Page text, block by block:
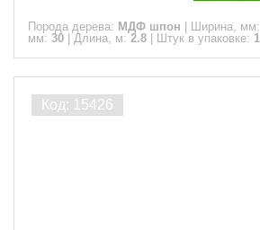
Порода дерева: МДФ шпон Ширина, мм:
мм: 30 Длина, м: 2.8 Штук в упаковке: 1